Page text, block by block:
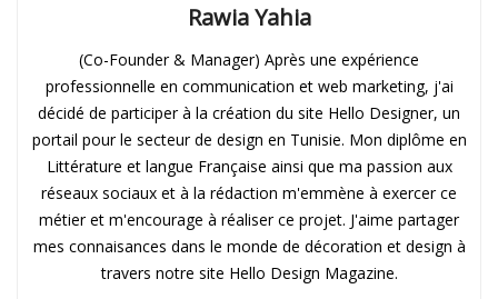
Rawia Yahia
(Co-Founder & Manager) Après une expérience
professionnelle en communication et web marketing, j'ai
décidé de participer à la création du site Hello Designer, un
portail pour le secteur de design en Tunisie. Mon diplôme en
Littérature et langue Française ainsi que ma passion aux
réseaux sociaux et à la rédaction m'emmène à exercer ce
métier et m'encourage à réaliser ce projet. J'aime partager
mes connaisances dans le monde de décoration et design à
travers notre site Hello Design Magazine.